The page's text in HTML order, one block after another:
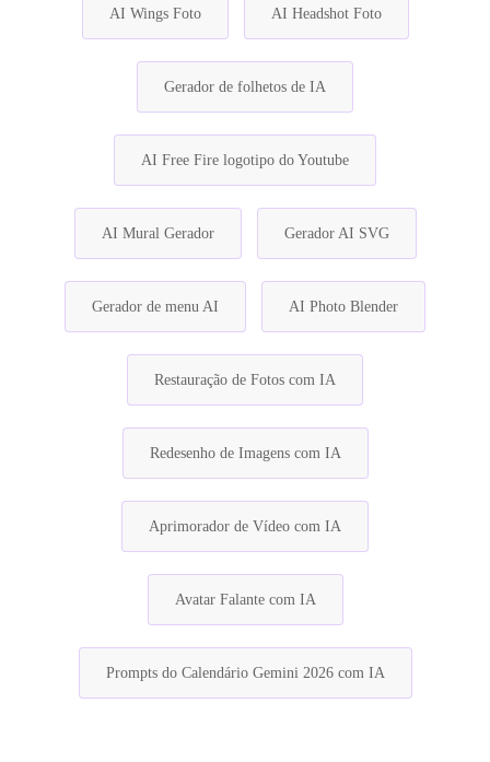
AI Wings Foto AI Headshot Foto
Gerador de folhetos de IA
AI Free Fire logotipo do Youtube
AI Mural Gerador Gerador AI SVG
Gerador de menu AI AI Photo Blender
Restauração de Fotos com IA
Redesenho de Imagens com IA
Aprimorador de Vídeo com IA
Avatar Falante com IA
Prompts do Calendário Gemini 2026 com IA